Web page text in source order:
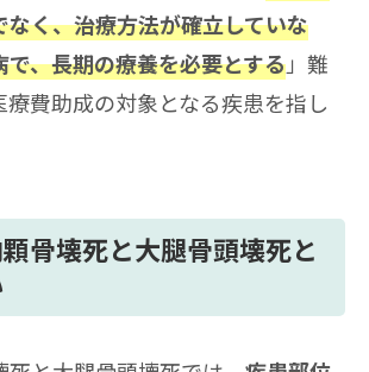
なく、治療方法が確立していな
、長期の療養を必要とする」難
費助成の対象となる疾患を指し
骨壊死と大腿骨頭壊死と